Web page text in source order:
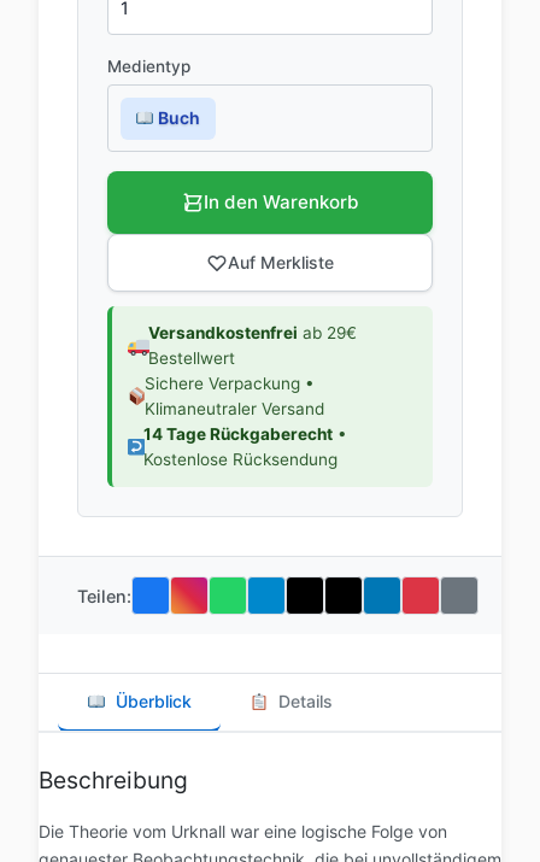
Medientyp
Buch
In den Warenkorb
Auf Merkliste
Versandkostenfrei ab 29€
Bestellwert
Sichere Verpackung •
Klimaneutraler Versand
14 Tage Rückgaberecht•
Kostenlose Rücksendung
Teilen:
Überblick Details
Beschreibung
Die Theorie vom Urknall war eine logische Folge von